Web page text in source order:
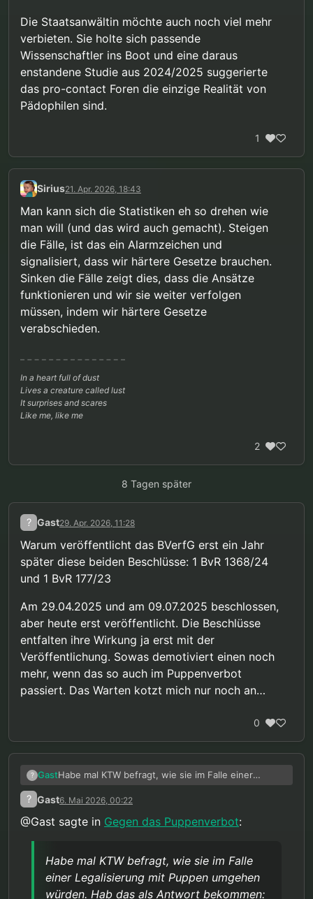
Die Staatsanwältin möchte auch noch viel mehr
verbieten. Sie holte sich passende
Wissenschaftler ins Boot und eine daraus
enstandene Studie aus 2024/2025 suggerierte
das pro-contact Foren die einzige Realität von
Pädophilen sind.
1
Sirius21. Apr. 2026, 18:43
Man kann sich die Statistiken eh so drehen wie
man will (und das wird auch gemacht). Steigen
die Fälle, ist das ein Alarmzeichen und
signalisiert, dass wir härtere Gesetze brauchen.
Sinken die Fälle zeigt dies, dass die Ansätze
funktionieren und wir sie weiter verfolgen
müssen, indem wir härtere Gesetze
verabschieden.
In a heart full of dust
Lives a creature called lust
It surprises and scares
Like me, like me
2
8 Tagen später
? Gast29. Apr. 2026, 11:28
Warum veröffentlicht das BVerfG erst ein Jahr
später diese beiden Beschlüsse: 1 BvR 1368/24
und 1 BvR 177/23
Am 29.04.2025 und am 09.07.2025 beschlossen,
aber heute erst veröffentlicht. Die Beschlüsse
entfalten ihre Wirkung ja erst mit der
Veröffentlichung. Sowas demotiviert einen noch
mehr, wenn das so auch im Puppenverbot
passiert. Das Warten kotzt mich nur noch an…
0
? GastHabe mal KTW befragt, wie sie im Falle einer
Legalisierung mit Puppen umgehen würden. Hab
das als Antwort bekommen:
Sehr geehrte/r X,
Zur therapeutischen Grundhaltung:Das
Präventionsnetzwerk „Kein Täter werden" arbeitet
? Gast6. Mai 2026, 00:22
@Gast sagte in Gegen das Puppenverbot:
Habe mal KTW befragt, wie sie im Falle
einer Legalisierung mit Puppen umgehen
würden. Hab das als Antwort bekommen: